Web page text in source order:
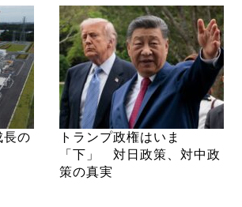
長の
トランプ政権はいま
「下」 対日政策、対中政
策の真実